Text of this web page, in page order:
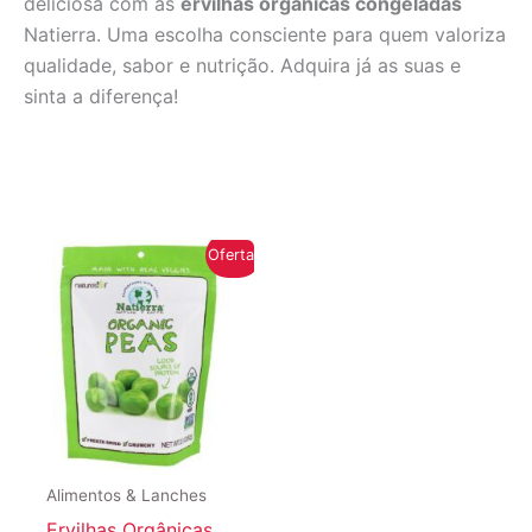
Natierra. Uma escolha consciente para quem valoriza
qualidade, sabor e nutrição. Adquira já as suas e
sinta a diferença!
Oferta!
Alimentos & Lanches